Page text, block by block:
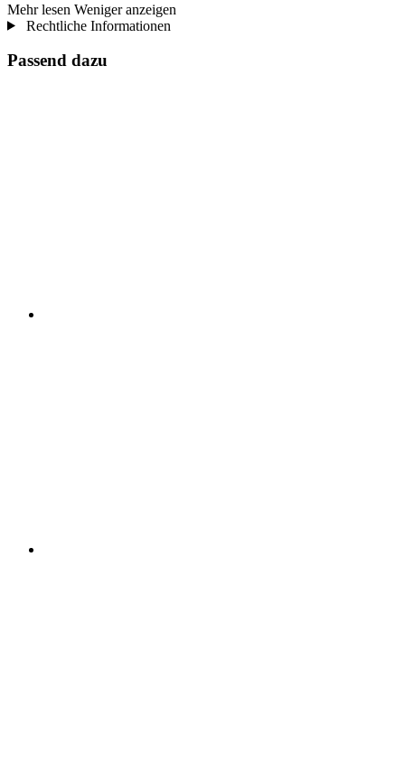
Mehr lesen Weniger anzeigen
Rechtliche Informationen
Passend dazu